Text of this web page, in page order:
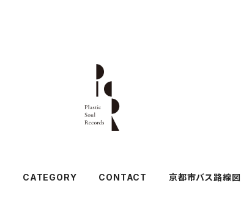
CATEGORY CONTACT 京都市バス路線図